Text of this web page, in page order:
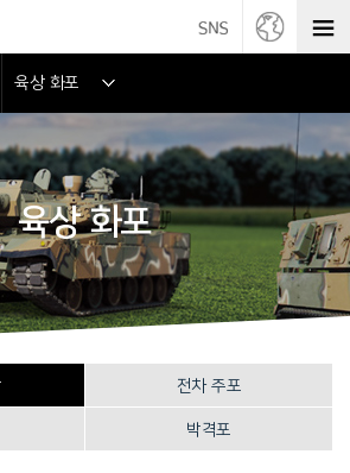
육상 화포
육상 화포
전차 주포
박격포